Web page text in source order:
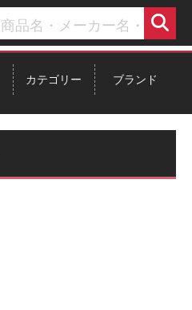
ブランド
カテゴリー